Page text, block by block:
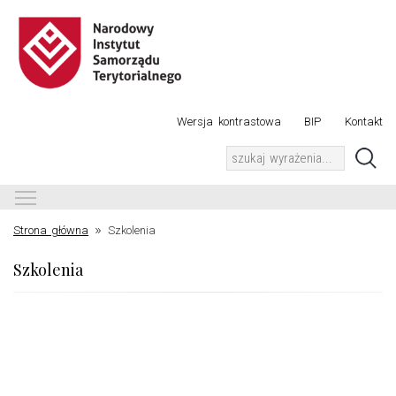
Wersja kontrastowa BIP Kontakt
Strona główna » Szkolenia
Szkolenia